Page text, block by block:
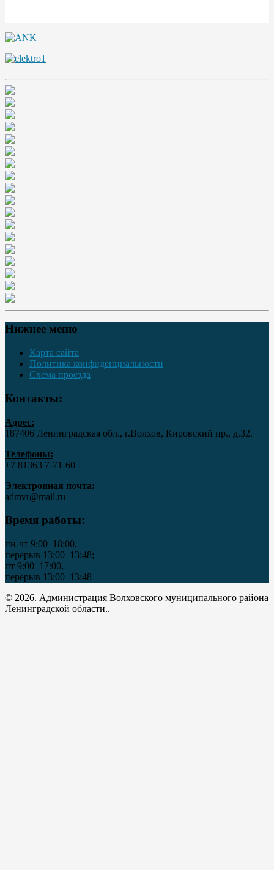
Нижнее меню
Карта сайта
Политика конфиденциальности
Схема проезда
Контакты:
Адрес:
187406 Ленинградская обл., г.Волхов, Кировский пр., д.32.
Телефоны:
+7 81363 7‑71-60
Электронная почта:
admvr@mail.ru
Время работы:
пн-чт 9:00–18:00,
перерыв 13:00–13:48;
пт 9:00–17:00,
перерыв 13:00–13:48
© 2026. Администрация Волховского муниципального района
Ленинградской области..